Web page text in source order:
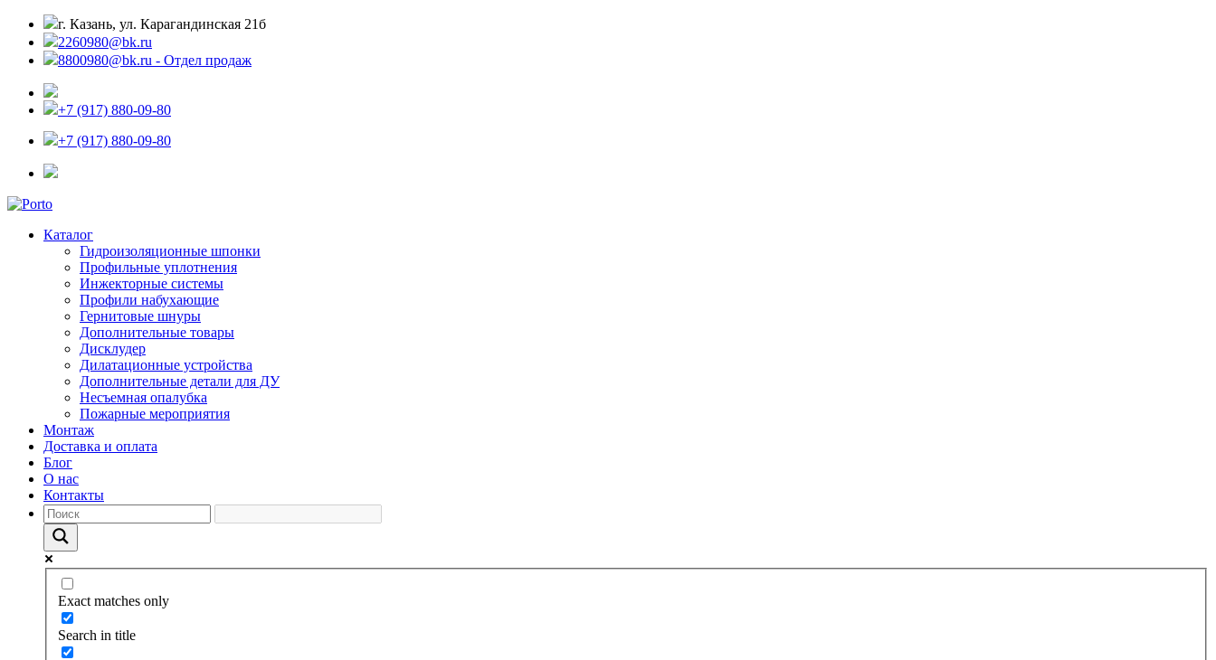
г. Казань, ул. Карагандинская 21б
2260980@bk.ru
8800980@bk.ru - Отдел продаж
+7 (917) 880-09-80
+7 (917) 880-09-80
Каталог
Гидроизоляционные шпонки
Профильные уплотнения
Инжекторные системы
Профили набухающие
Гернитовые шнуры
Дополнительные товары
Дисклудер
Дилатационные устройства
Дополнительные детали для ДУ
Несъемная опалубка
Пожарные мероприятия
Монтаж
Доставка и оплата
Блог
О нас
Контакты
Exact matches only
Search in title